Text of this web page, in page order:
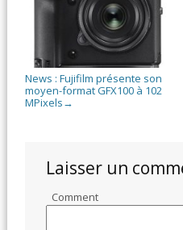
News : Fujifilm présente son
moyen-format GFX100 à 102
MPixels →
Laisser un
Comment